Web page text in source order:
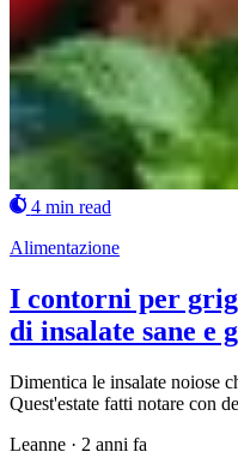
4 min read
Alimentazione
I contorni per
di insalate sane e
Dimentica le insalate noiose
Quest'estate fatti notare con
Leanne · 2 anni fa